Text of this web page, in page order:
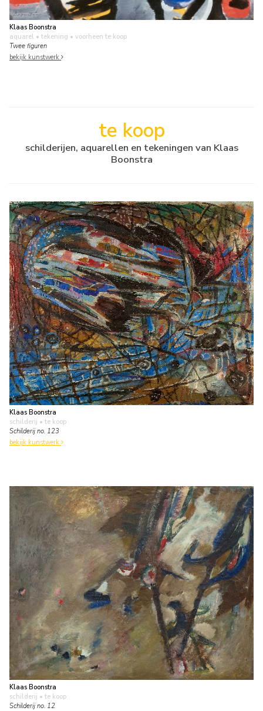
Klaas Boonstra
aquarel • tekening • voorheen te koop
Twee figuren
bekijk kunstwerk
te koop
schilderijen, aquarellen en tekeningen van Klaas
Boonstra
Klaas Boonstra
schilderij • te koop
Schilderij no. 123
bekijk kunstwerk
Klaas Boonstra
schilderij • te koop
Schilderij no. 12